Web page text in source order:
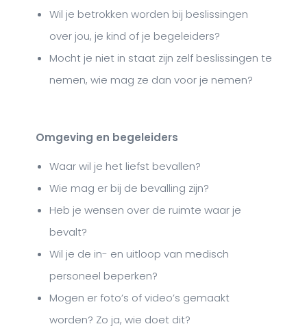
Wil je betrokken worden bij beslissingen
over jou, je kind of je begeleiders?
Mocht je niet in staat zijn zelf beslissingen te
nemen, wie mag ze dan voor je nemen?
Omgeving en begeleiders
Waar wil je het liefst bevallen?
Wie mag er bij de bevalling zijn?
Heb je wensen over de ruimte waar je
bevalt?
Wil je de in- en uitloop van medisch
personeel beperken?
Mogen er foto’s of video’s gemaakt
worden? Zo ja, wie doet dit?